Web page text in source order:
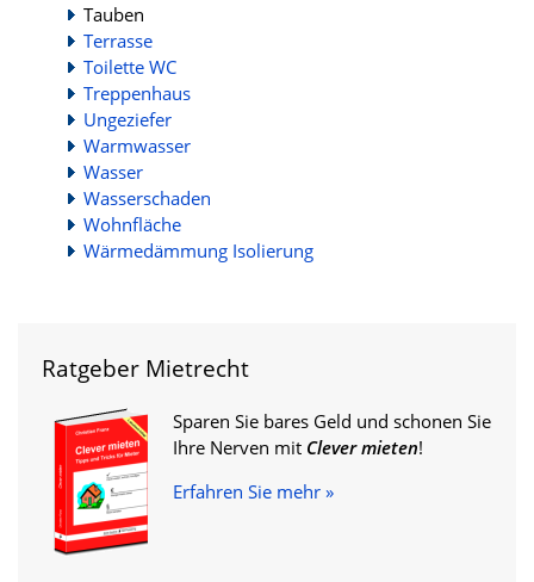
Tauben
Terrasse
Toilette WC
Treppenhaus
Ungeziefer
Warmwasser
Wasser
Wasserschaden
Wohnfläche
Wärmedämmung Isolierung
Ratgeber Mietrecht
Sparen Sie bares Geld und schonen Sie
Ihre Nerven mit Clever mieten!
Erfahren Sie mehr »